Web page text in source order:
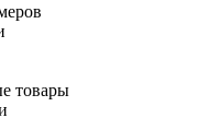
товары